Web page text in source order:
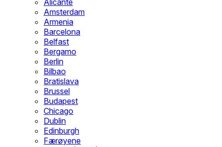
Alicante
Amsterdam
Armenia
Barcelona
Belfast
Bergamo
Berlin
Bilbao
Bratislava
Brussel
Budapest
Chicago
Dublin
Edinburgh
Færøyene